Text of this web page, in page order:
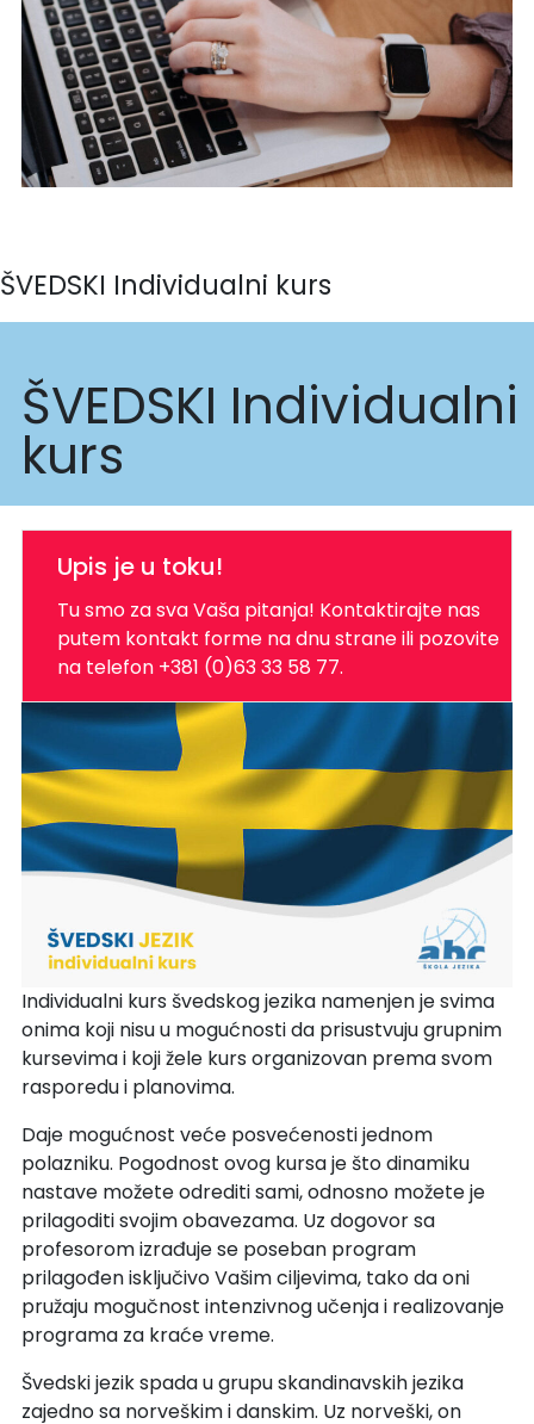
ŠVEDSKI Individualni kurs
ŠVEDSKI Individualni
kurs
Upis je u toku!
Tu smo za sva Vaša pitanja! Kontaktirajte nas
putem kontakt forme na dnu strane ili pozovite
na telefon +381 (0)63 33 58 77.
Individualni kurs švedskog jezika namenjen je svima
onima koji nisu u mogućnosti da prisustvuju grupnim
kursevima i koji žele kurs organizovan prema svom
rasporedu i planovima.
Daje mogućnost veće posvećenosti jednom
polazniku. Pogodnost ovog kursa je što dinamiku
nastave možete odrediti sami, odnosno možete je
prilagoditi svojim obavezama. Uz dogovor sa
profesorom izrađuje se poseban program
prilagođen isključivo Vašim ciljevima, tako da oni
pružaju mogučnost intenzivnog učenja i realizovanje
programa za kraće vreme.
Švedski jezik spada u grupu skandinavskih jezika
zajedno sa norveškim i danskim. Uz norveški, on